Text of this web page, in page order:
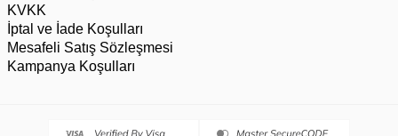
KVKK
İptal ve İade Koşulları
Mesafeli Satış Sözleşmesi
Kampanya Koşulları